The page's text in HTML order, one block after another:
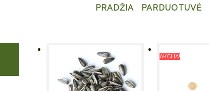
PRADŽIA PARDUOTUVĖ
AKCIJA!